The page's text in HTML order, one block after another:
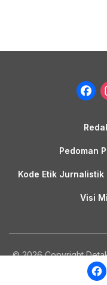
Pedoman
Kode Etik Jurnalistik
Visi
© 2026 Copyright